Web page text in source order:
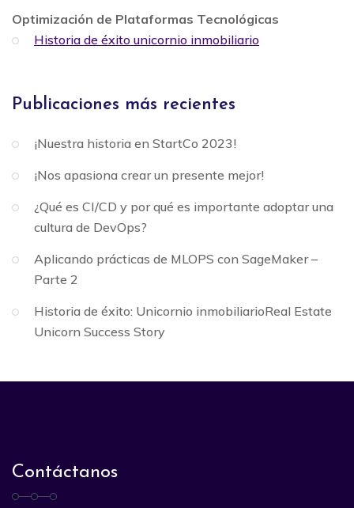
Optimización de Plataformas Tecnológicas
Historia de éxito unicornio inmobiliario
Publicaciones más recientes
¡Nuestra historia en StartCo 2023!
¡Nos apasiona crear un presente mejor!
¿Qué es CI/CD y por qué es importante adoptar una
cultura de DevOps?
Aplicando prácticas de MLOPS con SageMaker –
Parte 2
Historia de éxito: Unicornio inmobiliarioReal Estate
Unicorn Success Story
Contáctanos